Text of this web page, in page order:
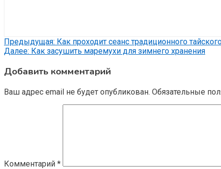
Навигация
по
записям
Предыдущая: Как проходит сеанс традиционного
Далее: Как засушить маремухи для зимнего хранения
Добавить комментарий
Ваш адрес email не будет опубликован. Обязательные
Комментарий *